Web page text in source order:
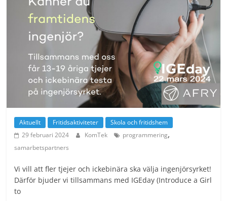
Aktuellt Fritidsaktiviteter
Skola och fritidshem
29 februari 2024
KomTek programmering,
samarbetspartners
Vi vill att fler tjejer och ickebinära ska välja ingenjörsyrket!
Därför bjuder vi tillsammans med IGEday (Introduce a Girl
to